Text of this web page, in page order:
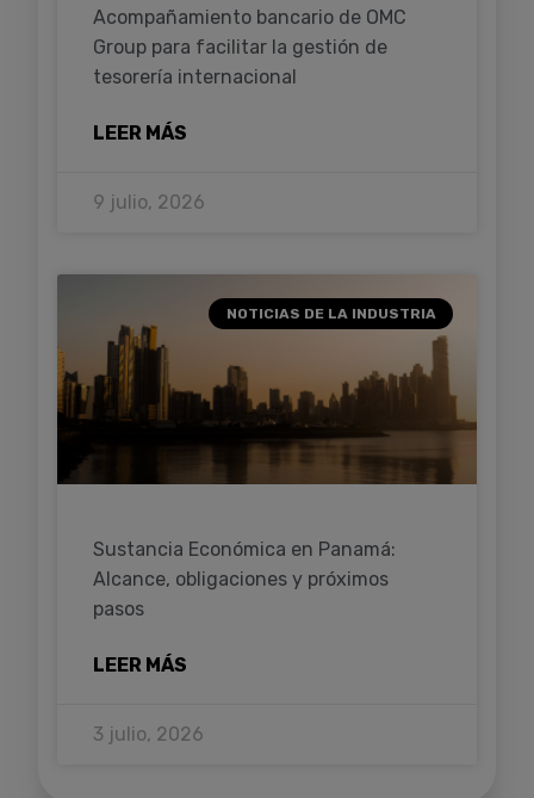
Acompañamiento bancario de OMC
Group para facilitar la gestión de
tesorería internacional
LEER MÁS
9 julio, 2026
NOTICIAS DE LA INDUSTRIA
Sustancia Económica en Panamá:
Alcance, obligaciones y próximos
pasos
LEER MÁS
3 julio, 2026